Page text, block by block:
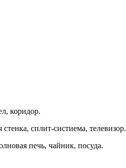
коридор.
сплит-систиема, телевизор.
печь, чайник, посуда.